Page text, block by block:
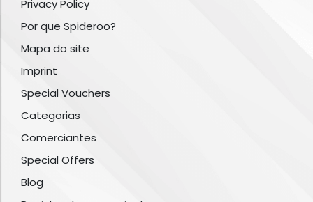
Privacy Policy
Por que Spideroo?
Mapa do site
Imprint
Special Vouchers
Categorias
Comerciantes
Special Offers
Blog